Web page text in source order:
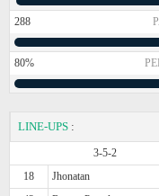
288
80%
LINE-UPS :
3-5-2
18
Jhonatan